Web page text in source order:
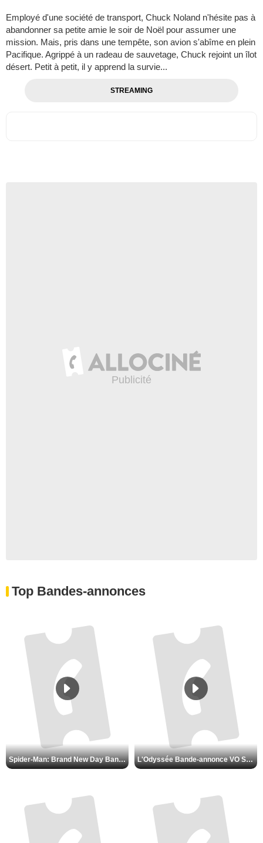
Employé d'une société de transport, Chuck Noland n'hésite pas à
abandonner sa petite amie le soir de Noël pour assumer une
mission. Mais, pris dans une tempête, son avion s'abîme en plein
Pacifique. Agrippé à un radeau de sauvetage, Chuck rejoint un îlot
désert. Petit à petit, il y apprend la survie...
Top Bandes-annonces
Spider-Man: Brand New Day Bande-annonce VO STFR L'Odyssée Bande-annonce VO STFR